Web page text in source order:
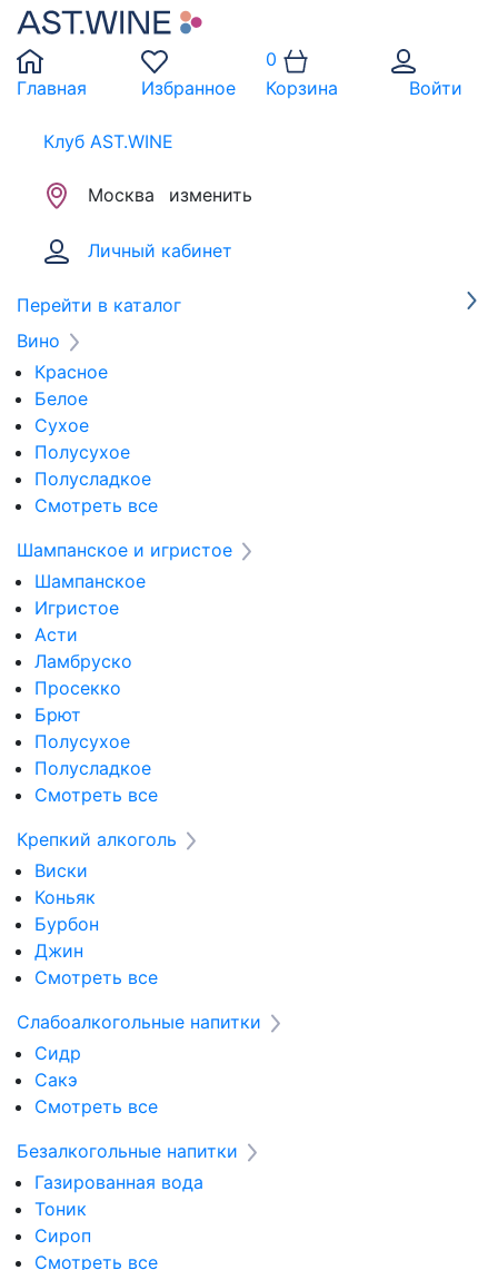
Главная Избранное
0
Корзина
Войти
Клуб AST.WINE
Москва изменить
Личный кабинет
Перейти в каталог
Вино
Красное
Белое
Сухое
Полусухое
Полусладкое
Смотреть все
Шампанское и игристое
Шампанское
Игристое
Асти
Ламбруско
Просекко
Брют
Полусухое
Полусладкое
Смотреть все
Крепкий алкоголь
Виски
Коньяк
Бурбон
Джин
Смотреть все
Слабоалкогольные напитки
Сидр
Сакэ
Смотреть все
Безалкогольные напитки
Газированная вода
Тоник
Сироп
Смотреть все